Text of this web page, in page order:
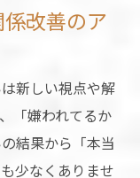
改善のア
新しい視点や解
「嫌われてるか
結果から「本当
少なくありませ